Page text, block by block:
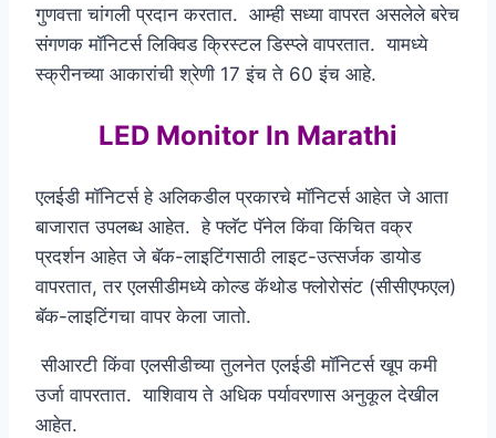
गुणवत्ता चांगली प्रदान करतात. आम्ही सध्या वापरत असलेले बरेच
संगणक मॉनिटर्स लिक्विड क्रिस्टल डिस्प्ले वापरतात. यामध्ये
स्क्रीनच्या आकारांची श्रेणी 17 इंच ते 60 इंच आहे.
LED Monitor In Marathi
एलईडी मॉनिटर्स हे अलिकडील प्रकारचे मॉनिटर्स आहेत जे आता
बाजारात उपलब्ध आहेत. हे फ्लॅट पॅनेल किंवा किंचित वक्र
प्रदर्शन आहेत जे बॅक-लाइटिंगसाठी लाइट-उत्सर्जक डायोड
वापरतात, तर एलसीडीमध्ये कोल्ड कॅथोड फ्लोरोसंट (सीसीएफएल)
बॅक-लाइटिंगचा वापर केला जातो.
सीआरटी किंवा एलसीडीच्या तुलनेत एलईडी मॉनिटर्स खूप कमी
उर्जा वापरतात. याशिवाय ते अधिक पर्यावरणास अनुकूल देखील
आहेत.